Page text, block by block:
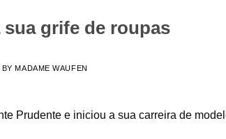
grife de roupas
BYMADAME WAUFEN
Prudente e iniciou a sua carreira de